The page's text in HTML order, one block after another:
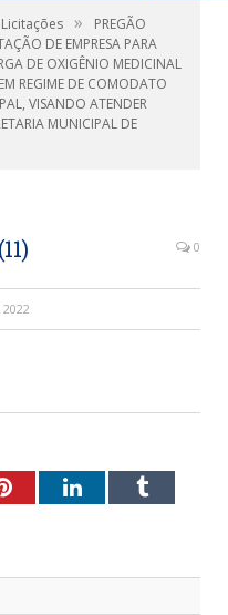
Licitações »
PREGÃO
DE EMPRESA PARA
DE OXIGÊNIO MEDICINAL
REGIME DE COMODATO
VISANDO ATENDER
MUNICIPAL DE
0
2022
PinterestLinkedInTumblr